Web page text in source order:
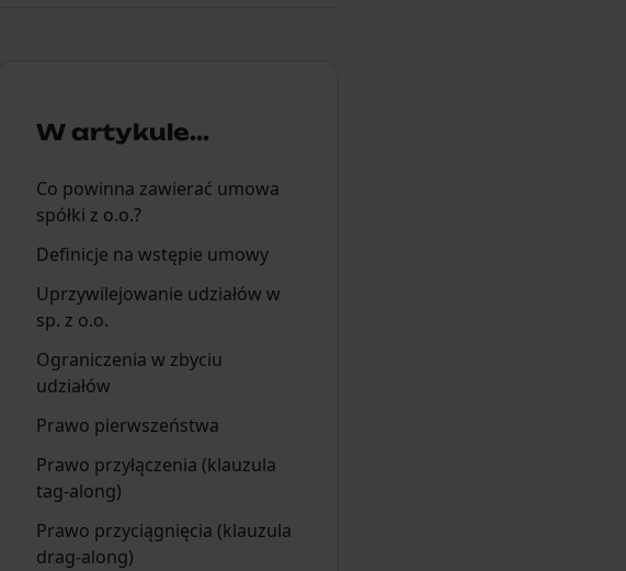
W artykule...
Co powinna zawierać umowa
spółki z o.o.?
Definicje na wstępie umowy
Uprzywilejowanie udziałów w
sp. z o.o.
Ograniczenia w zbyciu
udziałów
Prawo pierwszeństwa
Prawo przyłączenia (klauzula
tag-along)
Prawo przyciągnięcia (klauzula
drag-along)